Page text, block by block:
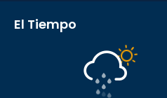
El Tiempo